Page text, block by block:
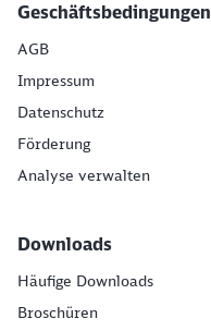
Geschäftsbedingungen
AGB
Impressum
Datenschutz
Förderung
Analyse verwalten
Downloads
Häufige Downloads
Broschüren